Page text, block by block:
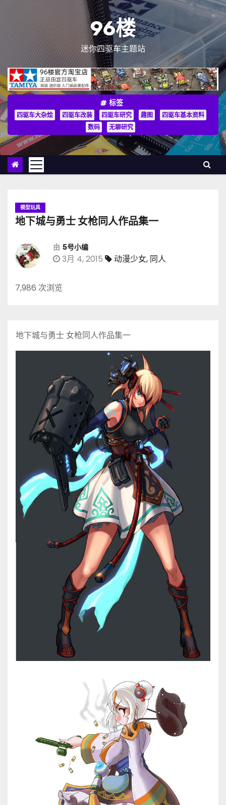
96楼
迷你四驱车主题站
标签
四驱车大杂烩 四驱车改装 四驱车研究 趣图
四驱车基本资料
数码
无聊研究
模型玩具
地下城与勇士 女枪同人作品集一
由 5号小编
3月 4, 2015 动漫少女, 同人
7,986 次浏览
地下城与勇士 女枪同人作品集一